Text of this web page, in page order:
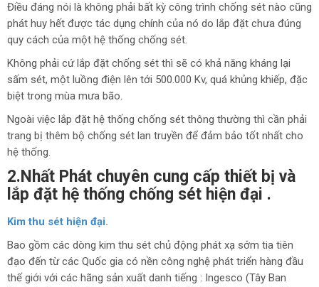
Điều đáng nói là không phải bất kỳ công trình chống sét nào cũng
phát huy hết được tác dụng chính của nó do lắp đặt chưa đúng
quy cách của một hệ thống chống sét.
Không phải cứ lắp đặt chống sét thì sẽ có khả năng kháng lại
sấm sét, một luồng điện lên tới 500.000 Kv, quá khủng khiếp, đặc
biệt trong mùa mưa bão.
Ngoài việc lắp đặt hệ thống chống sét thông thường thì cần phải
trang bị thêm bộ chống sét lan truyền để đảm bảo tốt nhất cho
hệ thống.
2.Nhất Phát chuyên cung cấp thiết bị và
lắp đặt hệ thống chống sét hiện đại .
Kim thu sét hiện đại.
Bao gồm các dòng kim thu sét chủ động phát xạ sớm tia tiên
đạo đến từ các Quốc gia có nền công nghệ phát triển hàng đầu
thế giới với các hãng sản xuất danh tiếng : Ingesco (Tây Ban